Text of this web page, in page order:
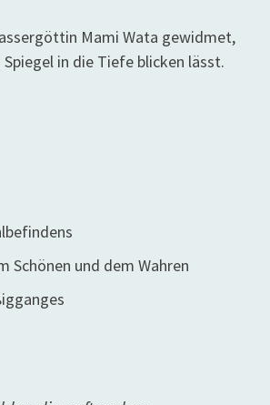
Mami Wata gewidmet,
in die Tiefe blicken lässt.
Schönen und dem Wahren